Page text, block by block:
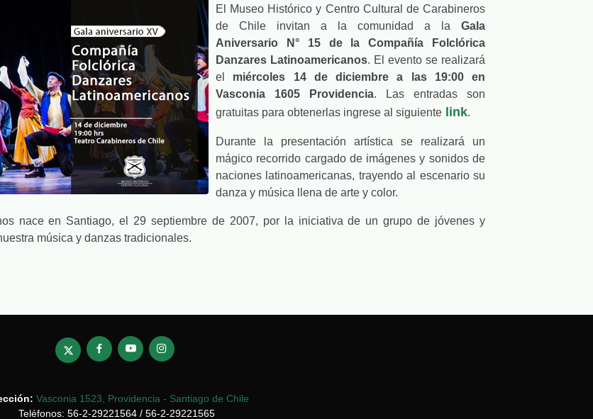
El Museo Histórico y Centro Cultural de Carabineros
de Chile invitan a la comunidad a la Gala
Aniversario N° 15 de la Compañía Folclórica
Danzares Latinoamericanos. El evento se realizará
el
miércoles 14 de diciembre a las 19:00 en
Vasconia 1605 Providencia. Las entradas son
gratuitas para obtenerlas ingrese al siguiente
link.
Durante la presentación artística se realizará un
mágico recorrido cargado de imágenes y sonidos de
naciones latinoamericanas, trayendo al escenario su
danza y música llena de arte y color.
nace en Santiago, el 29 septiembre de 2007, por la iniciativa de un grupo de jóvenes y
música y danzas tradicionales.
Vasconia 1523, Providencia - Santiago de Chile
Teléfonos: 56-2-29221564 / 56-2-29221565